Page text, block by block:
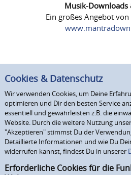
Musik-Downloads
Ein großes Angebot von
Cookies & Datenschutz
Wir verwenden Cookies, um Deine
optimieren und Dir den besten Service
essentiell und gewährleisten z.B. die
Website. Durch die weitere Nutzung
"Akzeptieren" stimmst Du der
Detaillierte Informationen und wie Du
widerrufen kannst, findest Du in unserer
Erforderliche Cookies für die